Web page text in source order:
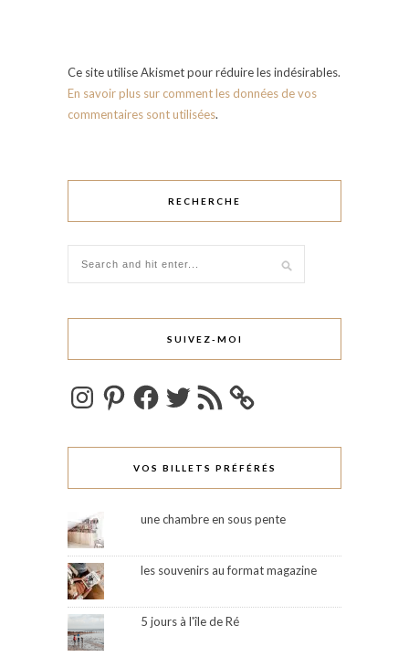
Ce site utilise Akismet pour réduire les indésirables.
En savoir plus sur comment les données de vos
commentaires sont utilisées.
RECHERCHE
SUIVEZ-MOI
InstagramPinterestFacebookTwitterFlux
RSS
VOS BILLETS PRÉFÉRÉS
une chambre en sous pente
les souvenirs au format magazine
5 jours à l'île de Ré